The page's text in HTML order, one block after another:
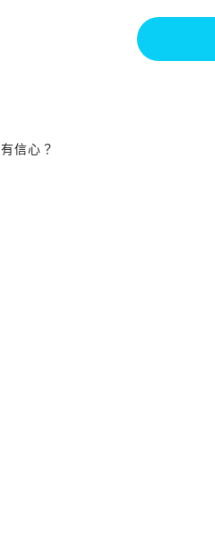
信心？